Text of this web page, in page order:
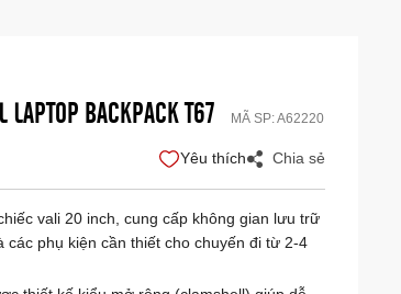
LAPTOP BACKPACK T67 MÃ SP:A62220
Yêu thích Chia sẻ
vali 20 inch, cung cấp không gian lưu trữ
phụ kiện cần thiết cho chuyến đi từ 2-4